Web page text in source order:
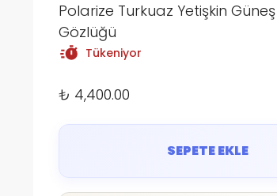
Polarize Turkuaz Yetişkin Güneş
Gözlüğü
Tükeniyor
₺ 4,400.00
SEPETE EKLE